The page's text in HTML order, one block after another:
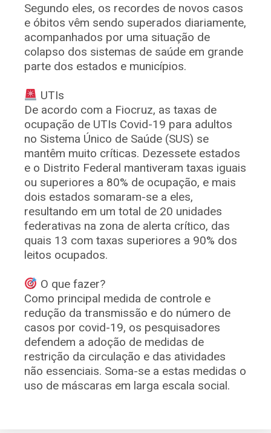
Segundo eles, os recordes de novos casos
e óbitos vêm sendo superados diariamente,
acompanhados por uma situação de
colapso dos sistemas de saúde em grande
parte dos estados e municípios.
UTIs
De acordo com a Fiocruz, as taxas de
ocupação de UTIs Covid-19 para adultos
no Sistema Único de Saúde (SUS) se
mantêm muito críticas. Dezessete estados
e o Distrito Federal mantiveram taxas iguais
ou superiores a 80% de ocupação, e mais
dois estados somaram-se a eles,
resultando em um total de 20 unidades
federativas na zona de alerta crítico, das
quais 13 com taxas superiores a 90% dos
leitos ocupados.
O que fazer?
Como principal medida de controle e
redução da transmissão e do número de
casos por covid-19, os pesquisadores
defendem a adoção de medidas de
restrição da circulação e das atividades
não essenciais. Soma-se a estas medidas o
uso de máscaras em larga escala social.